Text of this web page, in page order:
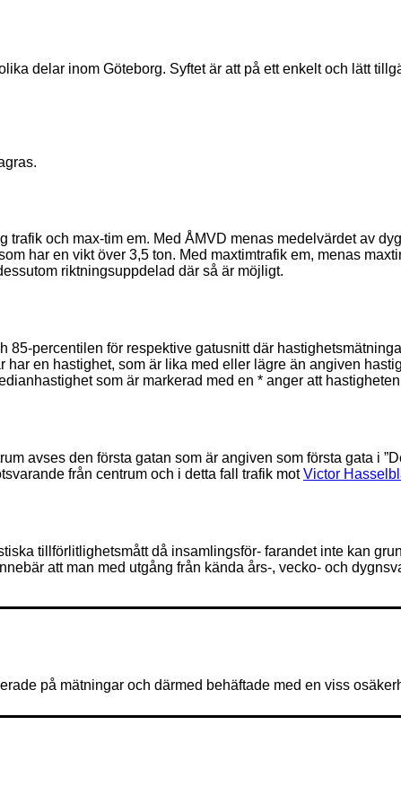
delar inom Göteborg. Syftet är att på ett enkelt och lätt
och max-tim em. Med ÅMVD menas medelvärdet av
har en vikt över 3,5 ton. Med maxtimtrafik em, menas
riktningsuppdelad där så är möjligt.
percentilen för respektive gatusnitt där
en hastighet, som är lika med eller lägre än angiven
som är markerad med en * anger att
avses den första gatan som är angiven som första gata i
från centrum och i detta fall trafik motVictor
tillförlitlighetsmått då insamlingsför- farandet inte kan
att man med utgång från kända års-, vecko- och
på mätningar och därmed behäftade med en viss